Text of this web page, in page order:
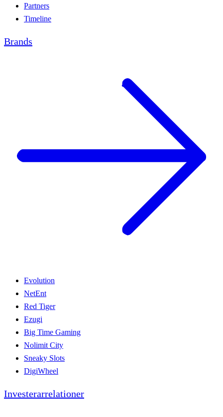
Partners
Timeline
Brands
Evolution
NetEnt
Red Tiger
Ezugi
Big Time Gaming
Nolimit City
Sneaky Slots
DigiWheel
Investerarrelationer